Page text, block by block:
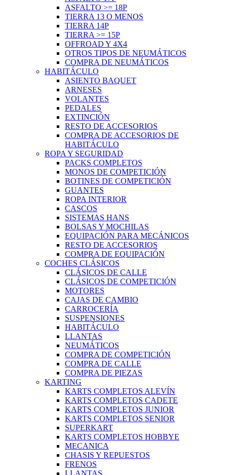
ASFALTO >= 18P
TIERRA 13 O MENOS
TIERRA 14P
TIERRA >= 15P
OFFROAD Y 4X4
OTROS TIPOS DE NEUMÁTICOS
COMPRA DE NEUMÁTICOS
HABITÁCULO
ASIENTO BAQUET
ARNESES
VOLANTES
PEDALES
EXTINCIÓN
RESTO DE ACCESORIOS
COMPRA DE ACCESORIOS DE
HABITÁCULO
ROPA Y SEGURIDAD
PACKS COMPLETOS
MONOS DE COMPETICIÓN
BOTINES DE COMPETICIÓN
GUANTES
ROPA INTERIOR
CASCOS
SISTEMAS HANS
BOLSAS Y MOCHILAS
EQUIPACIÓN PARA MECÁNICOS
RESTO DE ACCESORIOS
COMPRA DE EQUIPACIÓN
COCHES CLÁSICOS
CLÁSICOS DE CALLE
CLÁSICOS DE COMPETICIÓN
MOTORES
CAJAS DE CAMBIO
CARROCERÍA
SUSPENSIONES
HABITÁCULO
LLANTAS
NEUMÁTICOS
COMPRA DE COMPETICIÓN
COMPRA DE CALLE
COMPRA DE PIEZAS
KARTING
KARTS COMPLETOS ALEVÍN
KARTS COMPLETOS CADETE
KARTS COMPLETOS JUNIOR
KARTS COMPLETOS SENIOR
SUPERKART
KARTS COMPLETOS HOBBYE
MECANICA
CHASIS Y REPUESTOS
FRENOS
LLANTAS